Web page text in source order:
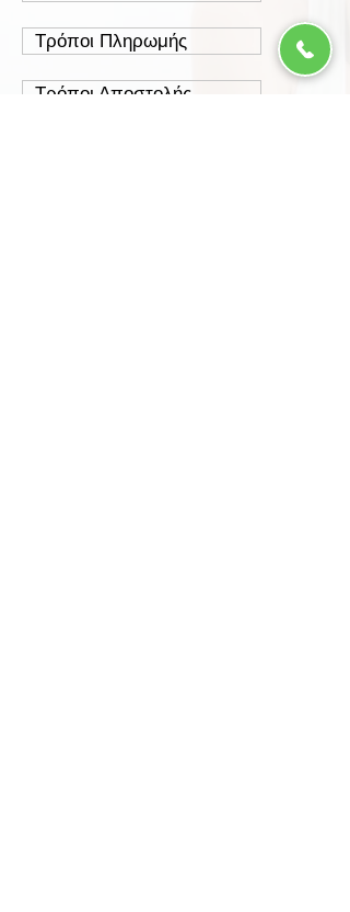
Τρόποι Πληρωμής
Τρόποι Αποστολής